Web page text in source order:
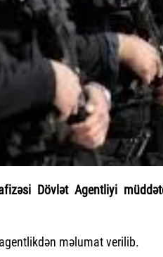
Dövlət Agentliyi
məlumat verilib.